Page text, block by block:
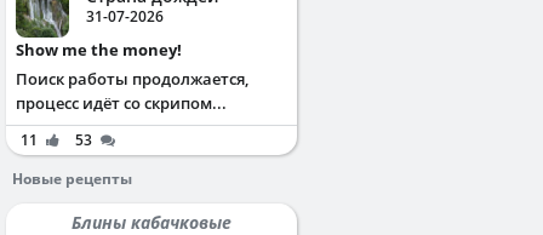
31-07-2026
Show me the money!
Поиск работы продолжается,
процесс идёт со скрипом...
11
53
Новые рецепты
Блины кабачковые